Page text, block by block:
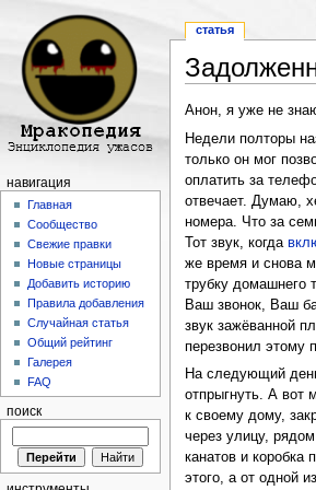
Анон, я уже не
Недели полторы
только он мог
оплатить за
отвечает. Думаю,
номера. Что за
Тот звук, когда
же время и снова
трубку домашнего
Ваш звонок, Ваш
звук зажёванной
перезвонил этому
На следующий
отпрыгнуть. А вот
к своему дому,
через улицу,
канатов и коробка
этого, а от одной
статья
навигация
Главная
Сообщество
Свежие правки
Новые страницы
Добавить историю
Правила добавления
Случайная статья
Общий рейтинг
Галерея
FAQ
поиск